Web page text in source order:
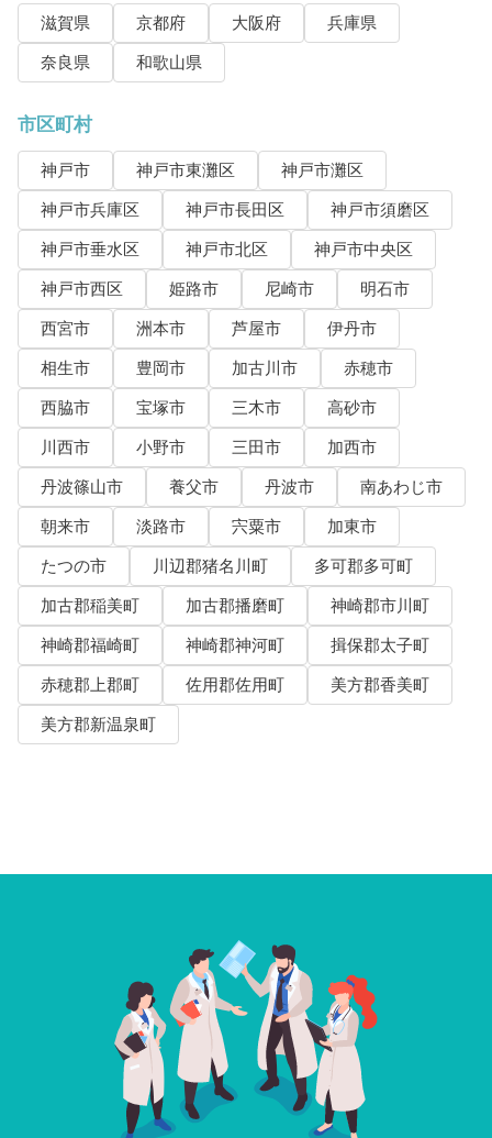
滋賀県 京都府 大阪府
兵庫県
奈良県
和歌山県
市区町村
神戸市 神戸市東灘区
神戸市灘区
神戸市兵庫区
神戸市長田区
神戸市須磨区
神戸市垂水区
神戸市北区
神戸市中央区
神戸市西区
姫路市 尼崎市
明石市
西宮市
洲本市 芦屋市
伊丹市
相生市
豊岡市 加古川市
赤穂市
西脇市
宝塚市 三木市
高砂市
川西市
小野市 三田市
加西市
丹波篠山市
養父市 丹波市
南あわじ市
朝来市
淡路市 宍粟市
加東市
たつの市
川辺郡猪名川町
多可郡多可町
加古郡稲美町
加古郡播磨町
神崎郡市川町
神崎郡福崎町
神崎郡神河町
揖保郡太子町
赤穂郡上郡町
佐用郡佐用町
美方郡香美町
美方郡新温泉町